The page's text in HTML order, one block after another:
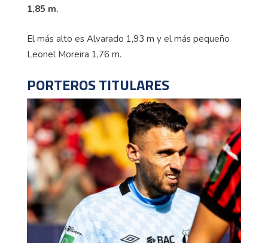
1,85 m.
El más alto es Alvarado 1,93 m y el más pequeño
Leonel Moreira 1,76 m.
PORTEROS TITULARES